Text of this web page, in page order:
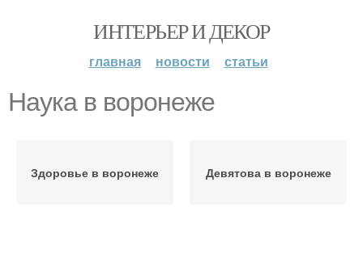
ИНТЕРЬЕР И ДЕКОР
главная новости статьи
Наука в воронеже
Здоровье в воронеже Девятова в воронеже